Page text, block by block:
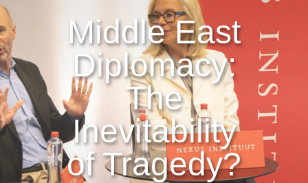
Middle East
Diplomacy:
The
Inevitability
of Tragedy?